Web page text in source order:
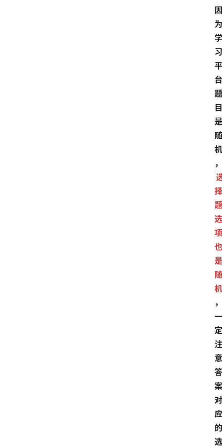
因
为
学
习
平
台
题
目
是
随
机
，
择
题
选
项
也
是
随
机
，
一
定
注
意
答
案
对
应
的
选